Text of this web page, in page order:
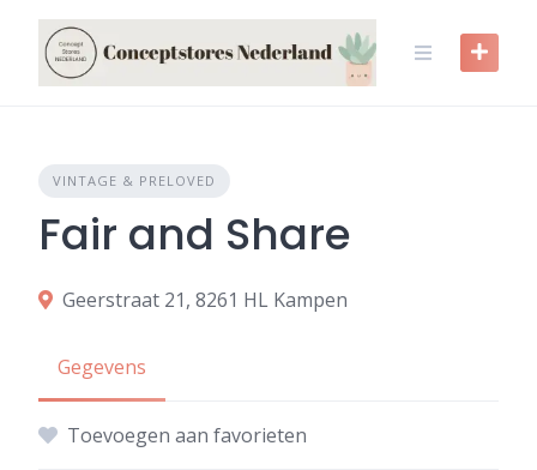
content
VINTAGE & PRELOVED
Fair and Share
Geerstraat 21, 8261 HL Kampen
Gegevens
Toevoegen aan favorieten